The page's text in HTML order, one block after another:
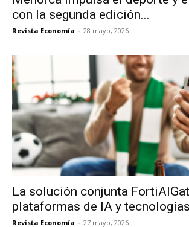
con la segunda edición...
Revista Economía - 28 mayo, 2026
La solución conjunta
plataformas de IA y
Revista Economía - 27 mayo, 2026